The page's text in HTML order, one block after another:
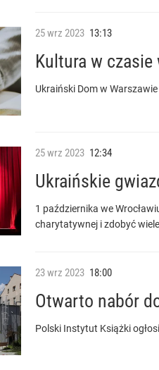
Kultura w
Ukraiński Dom w
25wrz 2023 13:13
Ukraińskie
1 października we
charytatywnej i zdobyć
25wrz 2023 12:34
Otwarto nabór
Polski Instytut Książki
23wrz 2023 18:00